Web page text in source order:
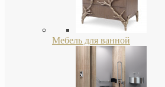
Мебель для ванной